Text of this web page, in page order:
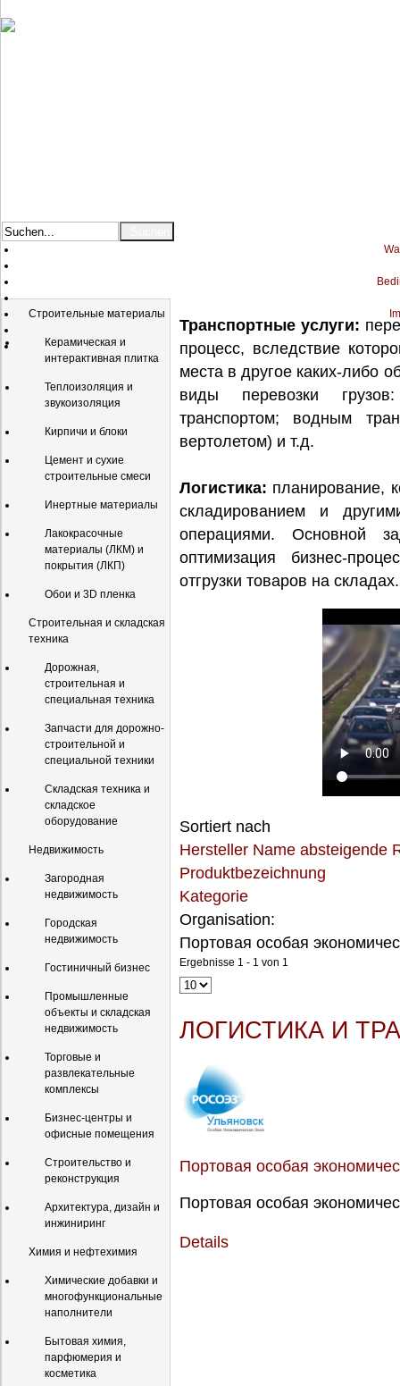
Строительные материалы
Керамическая и
интерактивная плитка
Теплоизоляция и
звукоизоляция
Кирпичи и блоки
Цемент и сухие
строительные смеси
Инертные материалы
Лакокрасочные
материалы (ЛКМ) и
покрытия (ЛКП)
Обои и 3D пленка
Строительная и складская
техника
Дорожная,
строительная и
специальная техника
Запчасти для дорожно-
строительной и
специальной техники
Складская техника и
складское
оборудование
Недвижимость
Загородная
недвижимость
Городская
недвижимость
Гостиничный бизнес
Промышленные
объекты и складская
недвижимость
Торговые и
развлекательные
комплексы
Бизнес-центры и
офисные помещения
Строительство и
реконструкция
Архитектура, дизайн и
инжиниринг
Химия и нефтехимия
Химические добавки и
многофункциональные
наполнители
Бытовая химия,
парфюмерия и
косметика
Транспортные услуги:
процесс, вследствие
места в другое каких-либо
виды перевозки грузов:
транспортом; водным
вертолетом) и т.д.
Логистика: планирование,
складированием и
операциями. Основной
оптимизация бизнес-
отгрузки товаров на складах.
Sortiert nach
Hersteller Name absteigende
Produktbezeichnung
Kategorie
Organisation:
Портовая особая
Ergebnisse 1 - 1 von 1
ЛОГИСТИКА И
Портовая особая
Портовая особая
Details